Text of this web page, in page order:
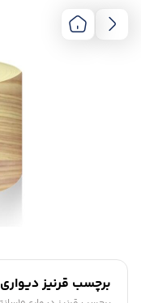
برچسب قرنیز دیواری10سانتی25متری کد:158